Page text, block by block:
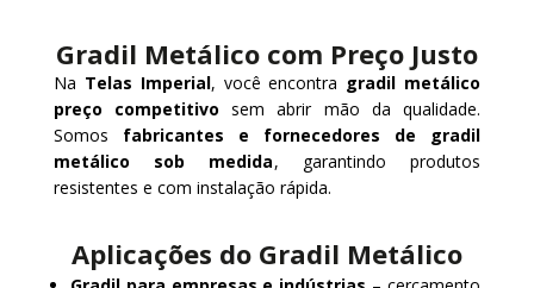
Gradil Metálico com Preço Justo
Na Telas Imperial, você encontra gradil metálico
preço competitivo sem abrir mão da qualidade.
Somos fabricantes e fornecedores de gradil
metálico sob medida, garantindo produtos
resistentes e com instalação rápida.
Aplicações do Gradil Metálico